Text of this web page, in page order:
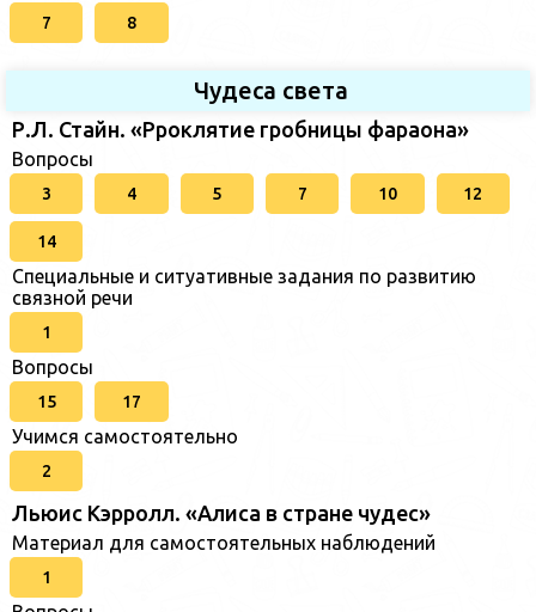
7 8
Чудеса света
Р.Л. Стайн. «Рроклятие гробницы фараона»
Вопросы
3 4 5 7 10 12
14
Специальные и ситуативные задания по развитию
связной речи
1
Вопросы
15 17
Учимся самостоятельно
2
Льюис Кэрролл. «Алиса в стране чудес»
Материал для самостоятельных наблюдений
1